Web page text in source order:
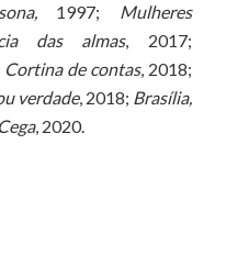
1997; Mulheres
das almas, 2017;
Cortina de contas, 2018;
verdade, 2018; Brasília,
, 2020.